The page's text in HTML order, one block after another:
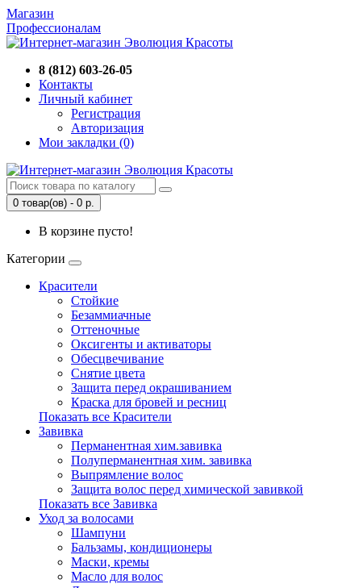
Магазин
Профессионалам
8 (812) 603-26-05
Контакты
Личный кабинет
Регистрация
Авторизация
Мои закладки (0)
0 товар(ов) - 0 р.
В корзине пусто!
Категории
Красители
Стойкие
Безаммиачные
Оттеночные
Оксигенты и активаторы
Обесцвечивание
Снятие цвета
Защита перед окрашиванием
Краска для бровей и ресниц
Показать все Красители
Завивка
Перманентная хим.завивка
Полуперманентная хим. завивка
Выпрямление волос
Защита волос перед химической завивкой
Показать все Завивка
Уход за волосами
Шампуни
Бальзамы, кондиционеры
Маски, кремы
Масло для волос